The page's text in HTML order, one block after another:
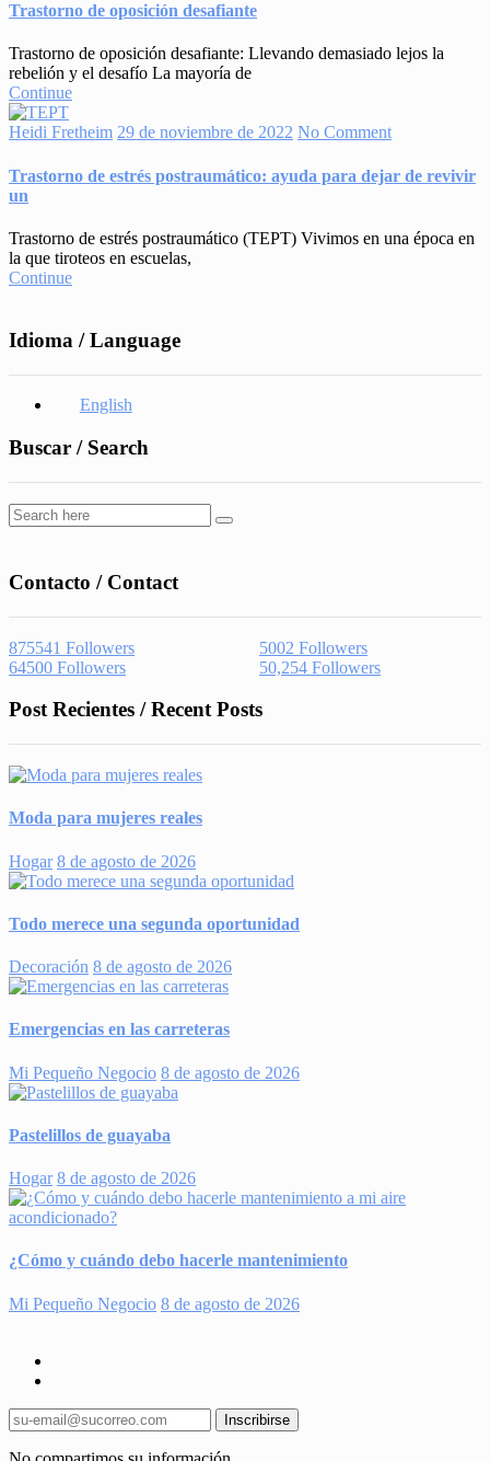
Trastorno de oposición desafiante
Trastorno de oposición desafiante: Llevando demasiado lejos la
rebelión y el desafío La mayoría de
Continue
Heidi Fretheim 29 de noviembre de 2022 No Comment
Trastorno de estrés postraumático: ayuda para dejar de revivir
un
Trastorno de estrés postraumático (TEPT) Vivimos en una época en
la que tiroteos en escuelas,
Continue
Idioma / Language
English
Buscar / Search
Contacto / Contact
875541 Followers 5002 Followers
64500 Followers 50,254 Followers
Post Recientes / Recent Posts
Moda para mujeres reales
Hogar 8 de agosto de 2026
Todo merece una segunda oportunidad
Decoración 8 de agosto de 2026
Emergencias en las carreteras
Mi Pequeño Negocio 8 de agosto de 2026
Pastelillos de guayaba
Hogar 8 de agosto de 2026
¿Cómo y cuándo debo hacerle mantenimiento
Mi Pequeño Negocio 8 de agosto de 2026
Inscribirse